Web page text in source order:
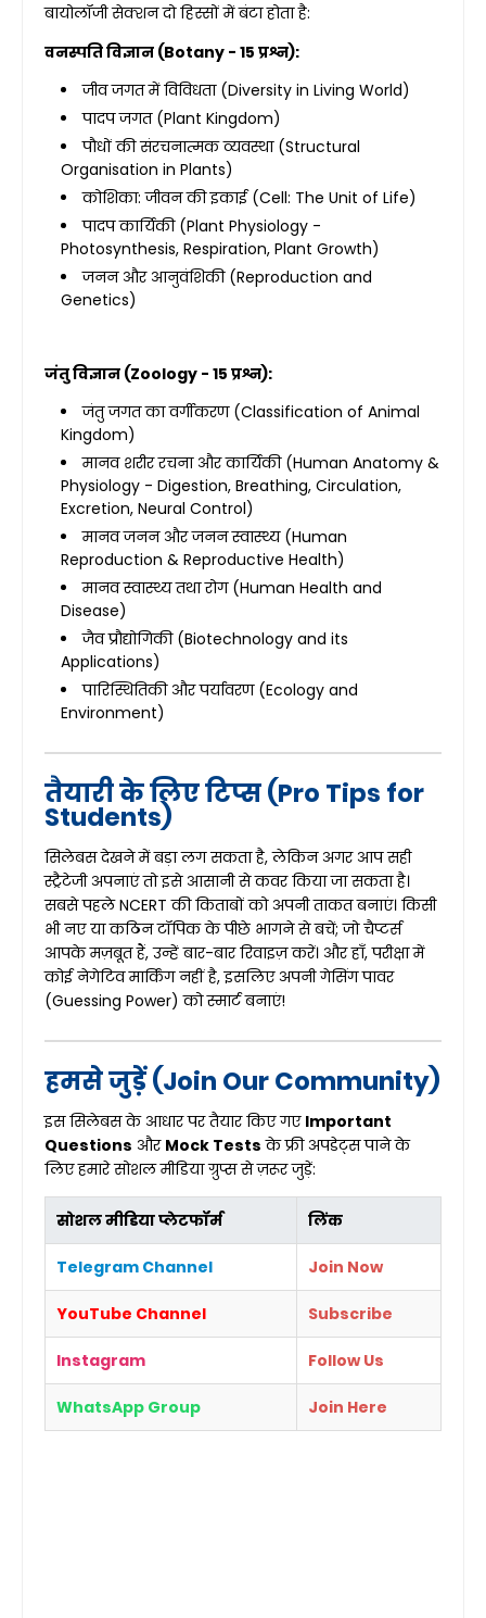
बायोलॉजी सेक्शन दो हिस्सों में बंटा होता है:
वनस्पति विज्ञान (Botany - 15 प्रश्न):
जीव जगत में विविधता (Diversity in Living World)
पादप जगत (Plant Kingdom)
पौधों की संरचनात्मक व्यवस्था (Structural
Organisation in Plants)
कोशिका: जीवन की इकाई (Cell: The Unit of Life)
पादप कार्यिकी (Plant Physiology -
Photosynthesis, Respiration, Plant Growth)
जनन और आनुवंशिकी (Reproduction and
Genetics)
जंतु विज्ञान (Zoology - 15 प्रश्न):
जंतु जगत का वर्गीकरण (Classification of Animal
Kingdom)
मानव शरीर रचना और कार्यिकी (Human Anatomy &
Physiology - Digestion, Breathing, Circulation,
Excretion, Neural Control)
मानव जनन और जनन स्वास्थ्य (Human
Reproduction & Reproductive Health)
मानव स्वास्थ्य तथा रोग (Human Health and
Disease)
जैव प्रौद्योगिकी (Biotechnology and its
Applications)
पारिस्थितिकी और पर्यावरण (Ecology and
Environment)
तैयारी के लिए टिप्स (Pro Tips for
Students)
सिलेबस देखने में बड़ा लग सकता है, लेकिन अगर आप सही
स्ट्रैटेजी अपनाएं तो इसे आसानी से कवर किया जा सकता है।
सबसे पहले NCERT की किताबों को अपनी ताकत बनाएं। किसी
भी नए या कठिन टॉपिक के पीछे भागने से बचें; जो चैप्टर्स
आपके मज़बूत हैं, उन्हें बार-बार रिवाइज़ करें। और हाँ, परीक्षा में
कोई नेगेटिव मार्किंग नहीं है, इसलिए अपनी गेसिंग पावर
(Guessing Power) को स्मार्ट बनाएं!
हमसे जुड़ें (Join Our Community)
इस सिलेबस के आधार पर तैयार किए गए Important
Questions और Mock Tests के फ्री अपडेट्स पाने के
लिए हमारे सोशल मीडिया ग्रुप्स से ज़रूर जुड़ें:
सोशल मीडिया प्लेटफॉर्म लिंक
Telegram Channel Join Now
YouTube Channel Subscribe
Instagram Follow Us
WhatsApp Group Join Here